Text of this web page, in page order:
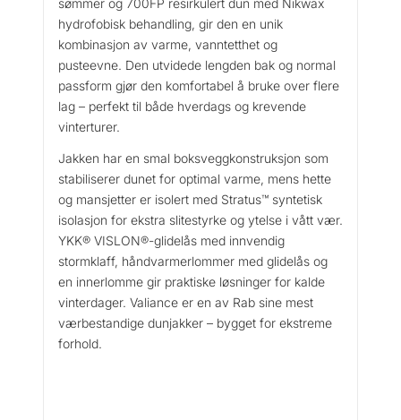
hydrofobisk behandling, gir den en unik
kombinasjon av varme, vanntetthet og
pusteevne. Den utvidede lengden bak og normal
passform gjør den komfortabel å bruke over flere
lag – perfekt til både hverdags og krevende
vinterturer.
Jakken har en smal boksveggkonstruksjon som
stabiliserer dunet for optimal varme, mens hette
og mansjetter er isolert med Stratus™ syntetisk
isolasjon for ekstra slitestyrke og ytelse i vått vær.
YKK® VISLON®-glidelås med innvendig
stormklaff, håndvarmerlommer med glidelås og
en innerlomme gir praktiske løsninger for kalde
vinterdager. Valiance er en av Rab sine mest
værbestandige dunjakker – bygget for ekstreme
forhold.